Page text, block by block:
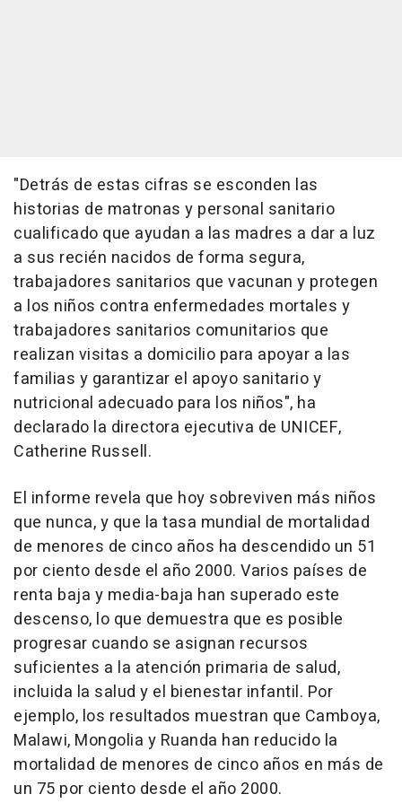
"Detrás de estas cifras se esconden las
historias de matronas y personal sanitario
cualificado que ayudan a las madres a dar a luz
a sus recién nacidos de forma segura,
trabajadores sanitarios que vacunan y protegen
a los niños contra enfermedades mortales y
trabajadores sanitarios comunitarios que
realizan visitas a domicilio para apoyar a las
familias y garantizar el apoyo sanitario y
nutricional adecuado para los niños", ha
declarado la directora ejecutiva de UNICEF,
Catherine Russell.
El informe revela que hoy sobreviven más niños
que nunca, y que la tasa mundial de mortalidad
de menores de cinco años ha descendido un 51
por ciento desde el año 2000. Varios países de
renta baja y media-baja han superado este
descenso, lo que demuestra que es posible
progresar cuando se asignan recursos
suficientes a la atención primaria de salud,
incluida la salud y el bienestar infantil. Por
ejemplo, los resultados muestran que Camboya,
Malawi, Mongolia y Ruanda han reducido la
mortalidad de menores de cinco años en más de
un 75 por ciento desde el año 2000.